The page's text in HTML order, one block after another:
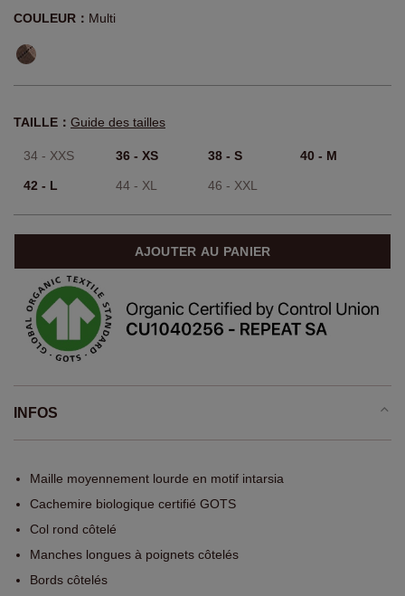
COULEUR： Multi
TAILLE： Guide des tailles
34 - XXS 36 - XS 38 - S 40 - M
42 - L 44 - XL 46 - XXL
AJOUTER AU PANIER
INFOS
Maille moyennement lourde en motif intarsia
Cachemire biologique certifié GOTS
Col rond côtelé
Manches longues à poignets côtelés
Bords côtelés